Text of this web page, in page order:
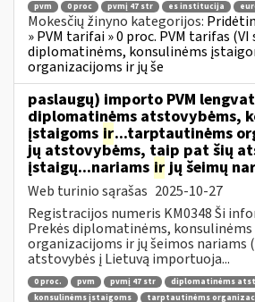
pvm 0 proc pvmį 47 str es institucija
Mokesčių žinyno kategorijos:
» PVM tarifai » 0 proc. PVM tarifas (VI
diplomatinėms, konsulinėms
organizacijoms ir jų še
paslaugų) importo PVM
diplomatinėms atstovybėms,
įstaigoms ir...tarptautinėms
jų atstovybėms, taip pat šių
įstaigų...nariams irjų šeimų
Web turinio sąrašas 2025-10-27
Registracijos numeris KM0348 Ši
Prekės diplomatinėms,
organizacijoms ir jų šeimos nariams
atstovybės į Lietuvą importuoja...
0 proc. pvm pvmį 47 str
diplomatinėms
konsulinėms įstaigoms
tarptautinėms